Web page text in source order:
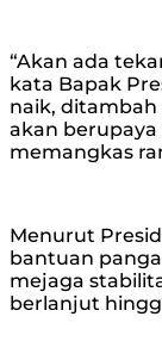
“Akan ada
kata Bapak
naik, ditambah
akan
memangkas
Menurut
bantuan
mejaga
berlanjut